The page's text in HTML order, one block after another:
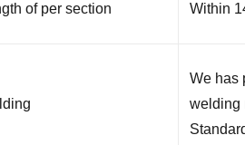
of per section Within
We has
welding